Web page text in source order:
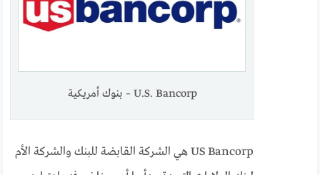
U.S. Bancorp – بنوك أمريكية
US Bancorp هي الشركة القابضة للبنك والشركة الأم